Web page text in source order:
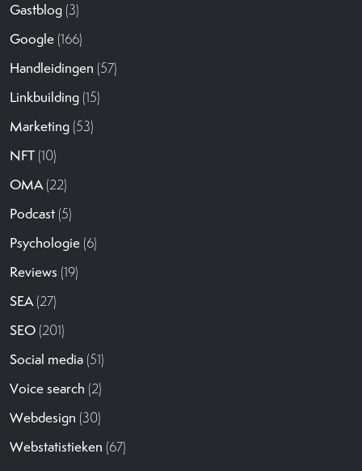
Gastblog (3)
Google (166)
Handleidingen (57)
Linkbuilding (15)
Marketing (53)
NFT (10)
OMA(22)
Podcast (5)
Psychologie (6)
Reviews (19)
SEA(27)
SEO (201)
Social media (51)
Voice search (2)
Webdesign (30)
Webstatistieken (67)